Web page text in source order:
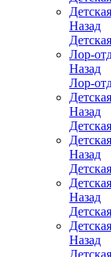
Назад
Лор-
Назад
Лор-
Назад
Назад
Назад
Назад